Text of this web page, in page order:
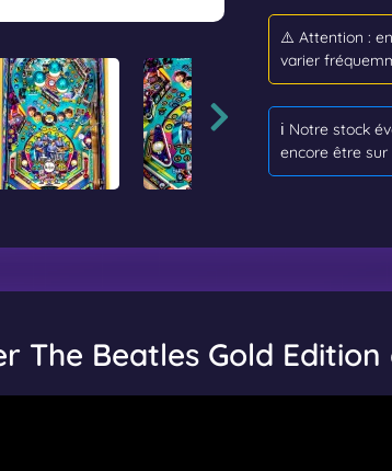
⚠️ Attention :
varier
ℹ️ Notre stock
encore être sur
The Beatles Gold Edition